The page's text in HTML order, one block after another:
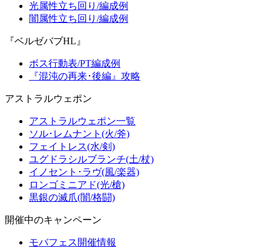
光属性立ち回り/編成例
闇属性立ち回り/編成例
『ベルゼバブHL』
ボス行動表/PT編成例
『混沌の再来･後編』攻略
アストラルウェポン
アストラルウェポン一覧
ソル･レムナント(火/斧)
フェイトレス(水/剣)
ユグドラシルブランチ(土/杖)
イノセント･ラヴ(風/楽器)
ロンゴミニアド(光/槍)
黒銀の滅爪(闇/格闘)
開催中のキャンペーン
モバフェス開催情報